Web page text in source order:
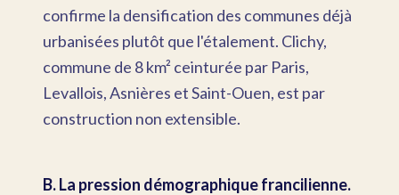
confirme la densification des communes déjà
urbanisées plutôt que l'étalement. Clichy,
commune de 8 km² ceinturée par Paris,
Levallois, Asnières et Saint-Ouen, est par
construction non extensible.
B. La pression démographique francilienne.